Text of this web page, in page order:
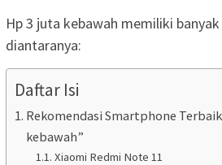
Hp 3 juta kebawah memiliki
diantaranya:
Daftar Isi
Rekomendasi Smartphone
kebawah”
Xiaomi Redmi Note 11